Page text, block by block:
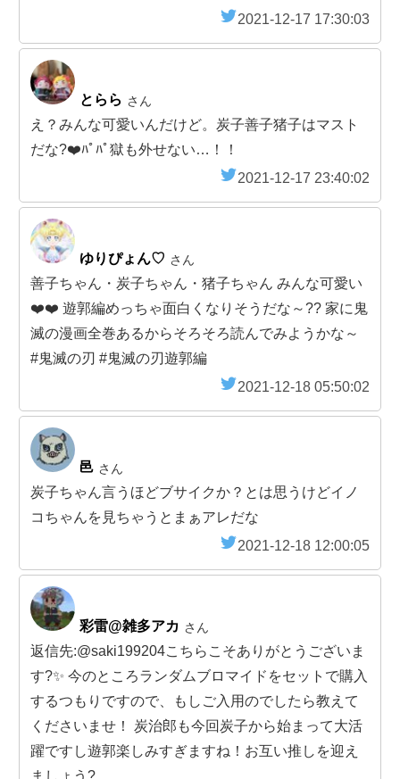
2021-12-17 17:30:03
とらら さん
え？みんな可愛いんだけど。炭子善子猪子はマスト
だな?❤️ﾊﾟﾊﾟ獄も外せない…！！
2021-12-17 23:40:02
ゆりぴょん♡ さん
善子ちゃん・炭子ちゃん・猪子ちゃん みんな可愛い
❤️❤️ 遊郭編めっちゃ面白くなりそうだな～?? 家に鬼
滅の漫画全巻あるからそろそろ読んでみようかな～
#鬼滅の刃 #鬼滅の刃遊郭編
2021-12-18 05:50:02
邑 さん
炭子ちゃん言うほどブサイクか？とは思うけどイノ
コちゃんを見ちゃうとまぁアレだな
2021-12-18 12:00:05
彩雷@雑多アカ さん
返信先:@saki199204こちらこそありがとうございま
す?✨ 今のところランダムブロマイドをセットで購入
するつもりですので、もしご入用のでしたら教えて
くださいませ！ 炭治郎も今回炭子から始まって大活
躍ですし遊郭楽しみすぎますね！お互い推しを迎え